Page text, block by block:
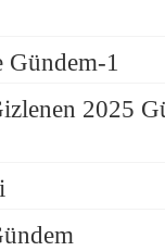
Gündem-1
2025